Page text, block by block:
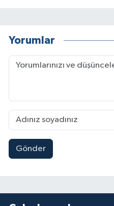
Yorumlar
Gönder